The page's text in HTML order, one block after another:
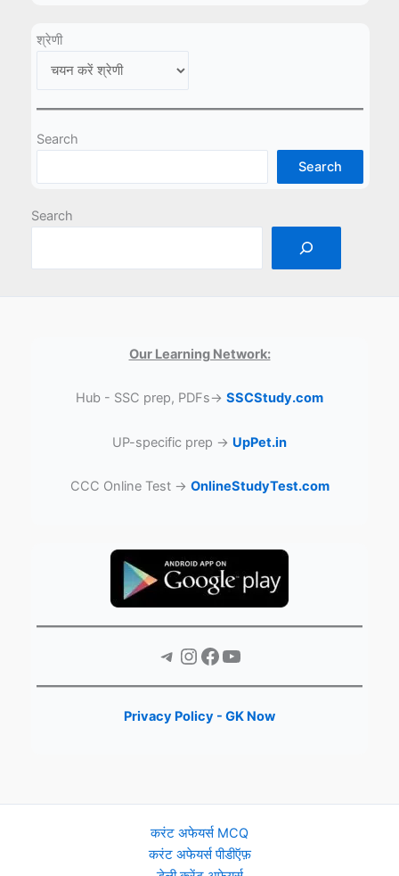
श्रेणी
Search
Search
Search
Our Learning Network:
Hub - SSC prep, PDFs→ SSCStudy.com
UP-specific prep → UpPet.in
CCC Online Test → OnlineStudyTest.com
Telegram Instagram Facebook YouTube
Privacy Policy - GK Now
करंट अफेयर्स MCQ
करंट अफेयर्स पीडीऍफ़